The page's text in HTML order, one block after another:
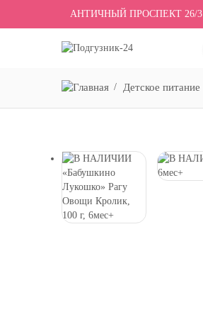
АНТИЧНЫЙ ПРОСПЕКТ 26/3
Детское питание